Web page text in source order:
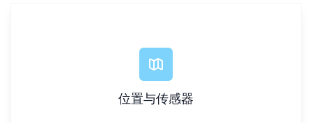
位置与传感器